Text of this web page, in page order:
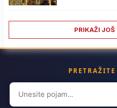
PRIKAŽI
Search
for: